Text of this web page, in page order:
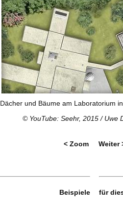
Dächer und Bäume am Laboratorium
© YouTube: Seehr, 2015/ Uwe
< Zoom Weiter
Beispiele für